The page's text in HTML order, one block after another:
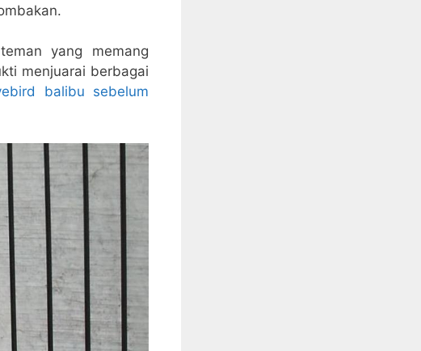
yang memang
menjuarai berbagai
balibu sebelum